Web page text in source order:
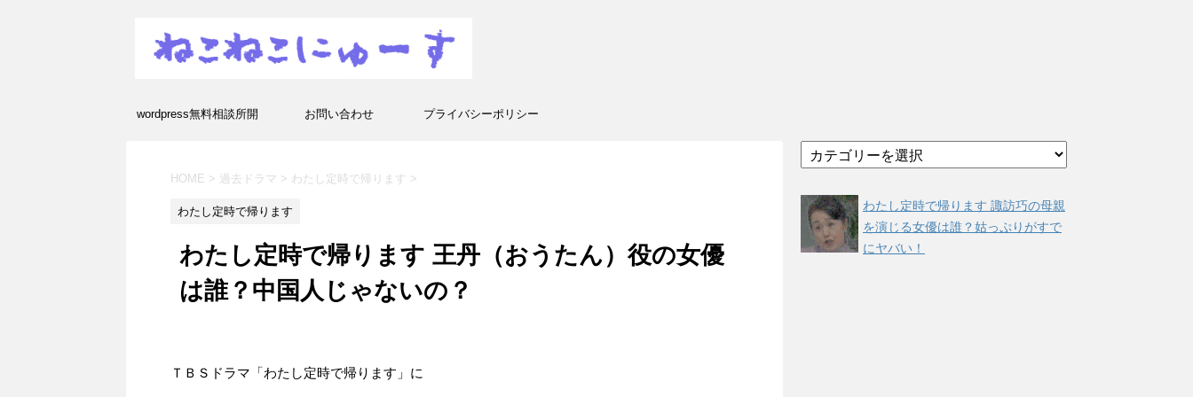
wordpress無料相談所開
ます！
お問い合わせ プライバシーポリシー
HOME > 過去ドラマ > わたし定時で帰ります >
わたし定時で帰ります
わたし定時で帰ります 王丹（おうたん）役の女優
は誰？中国人じゃないの？
ＴＢＳドラマ「わたし定時で帰ります」に
テ
リ
ー
わたし定時で帰ります 諏訪巧の母親
を演じる女優は誰？姑っぷりがすで
にヤバい！